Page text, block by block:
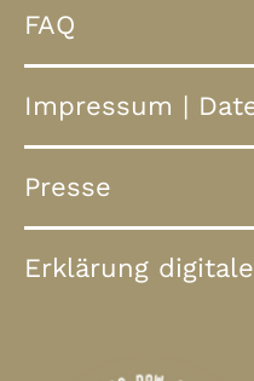
FAQ
Impressum |
Presse
Erklärung